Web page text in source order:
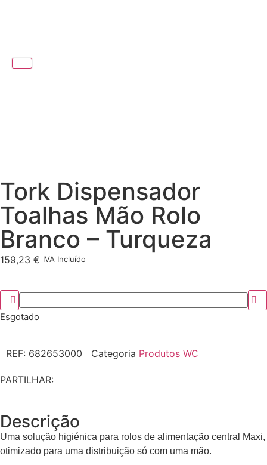
Tork Dispensador
Toalhas Mão Rolo
Branco – Turqueza
159,23 € IVA Incluído
Esgotado
REF: 682653000 Categoria Produtos WC
PARTILHAR:
Descrição
Uma solução higiénica para rolos de alimentação central Maxi,
otimizado para uma distribuição só com uma mão.